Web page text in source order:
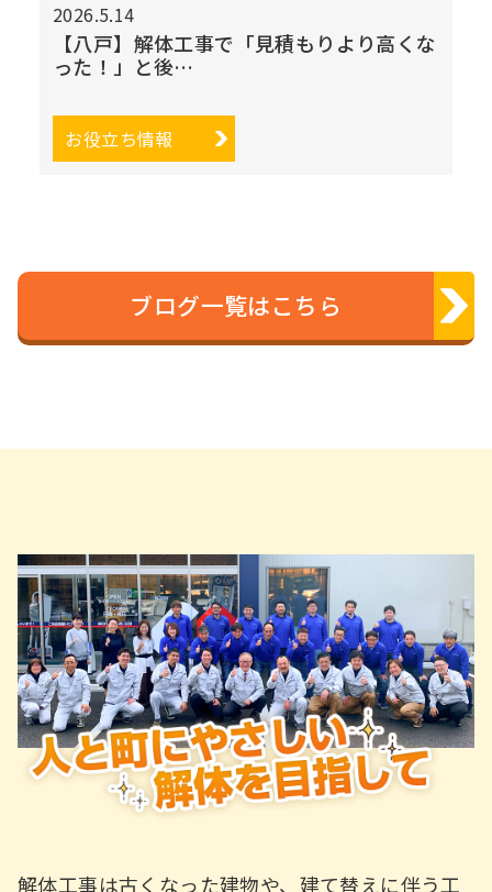
2026.5.14
【八戸】解体工事で「見積もりより高くな
った！」と後…
お役立ち情報
ブログ一覧はこちら
解体工事は古くなった建物や、建て替えに伴う工